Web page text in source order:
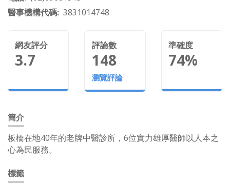
醫事機構代碼 3831014748
網友評分
3.7
評論數
148
瀏覽評論
準確度
74%
簡介
板橋在地40年的老牌中醫診所，6位實力雄厚醫師以人本之
心為民服務。
標籤